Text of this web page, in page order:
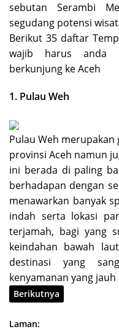
sebutan Serambi
segudang potensi
Berikut 35 daftar
wajib harus anda
berkunjung ke Aceh
1. Pulau Weh
Pulau Weh merupakan
provinsi Aceh namun
ini berada di paling
berhadapan dengan
menawarkan banyak
indah serta lokasi
terjamah, bagi yang
keindahan bawah
destinasi yang
kenyamanan yang
Berikutnya
Laman: